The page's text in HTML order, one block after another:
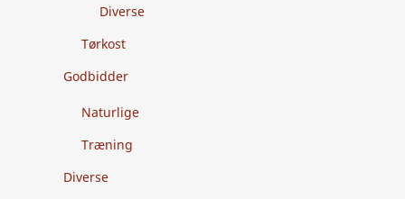
Diverse
Tørkost
Godbidder
Naturlige
Træning
Diverse